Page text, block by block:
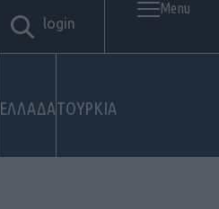
ΕΛΛΑΔΑΤΟΥΡΚΙΑ
login
Menu